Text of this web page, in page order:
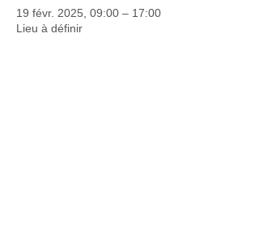
19 févr. 2025, 09:00 – 17:00
Lieu à définir